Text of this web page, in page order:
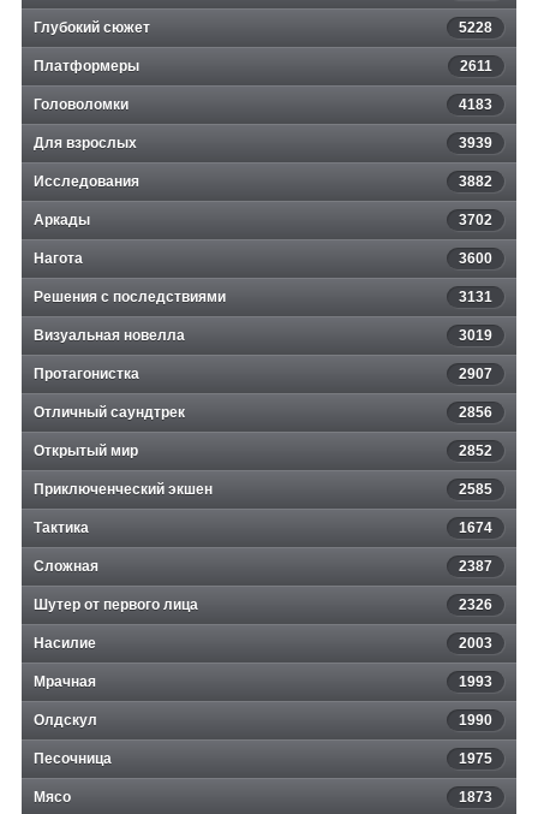
Глубокий сюжет 5228
Платформеры 2611
Головоломки 4183
Для взрослых 3939
Исследования 3882
Аркады 3702
Нагота 3600
Решения с последствиями 3131
Визуальная новелла 3019
Протагонистка 2907
Отличный саундтрек 2856
Открытый мир 2852
Приключенческий экшен 2585
Тактика 1674
Сложная 2387
Шутер от первого лица 2326
Насилие 2003
Мрачная 1993
Олдскул 1990
Песочница 1975
Мясо 1873